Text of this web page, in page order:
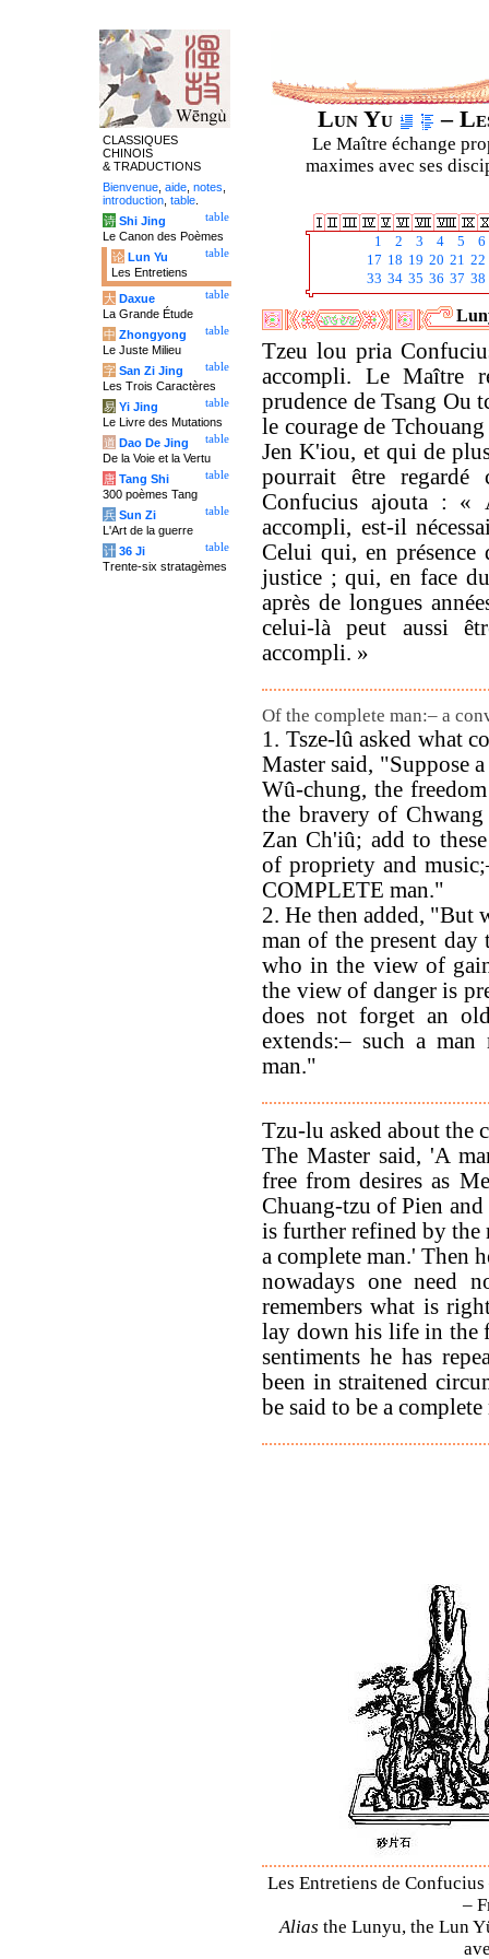
Lun Yu –
Le Maître échange
maximes avec ses
1 2 3 4 5
6
17 18 19 20 21 22
33 34 35 36 37 38
Tzeu lou pria
accompli. Le Maître
prudence de Tsang Ou
le courage de
Jen K'iou, et qui de
pourrait être regardé
Confucius ajouta : «
accompli, est-il
Celui qui, en
justice ; qui, en face
après de longues
celui-là peut aussi
accompli. »
Of the complete man:– a
1. Tsze-lû asked what
Master said, "Suppose
Wû-chung, the
the bravery of
Zan Ch'iû; add to
of propriety and
COMPLETE man."
2. He then added, "But
man of the present day
who in the view of
the view of danger is
does not forget an
extends:– such a
man."
Tzu-lu asked about the
The Master said, 'A
free from desires as
Chuang-tzu of Pien and
is further refined by the
a complete man.' Then
nowadays one need
remembers what is
lay down his life in the
sentiments he has
been in straitened
be said to be a complete
Les Entretiens de
–
Alias the Lunyu, the Lun
CLASSIQUES
CHINOIS
& TRADUCTIONS
Bienvenue aide notes
introduction table
table
诗 Shi Jing
Le Canon des Poèmes
table
论 Lun Yu
Les Entretiens
table
大 Daxue
La Grande Étude
table
中 Zhongyong
Le Juste Milieu
table
字 San Zi Jing
Les Trois Caractères
table
易 Yi Jing
Le Livre des Mutations
table
道 Dao De Jing
De la Voie et la Vertu
table
唐 Tang Shi
300 poèmes Tang
table
兵 Sun Zi
L'Art de la guerre
table
计 36 Ji
Trente-six stratagèmes